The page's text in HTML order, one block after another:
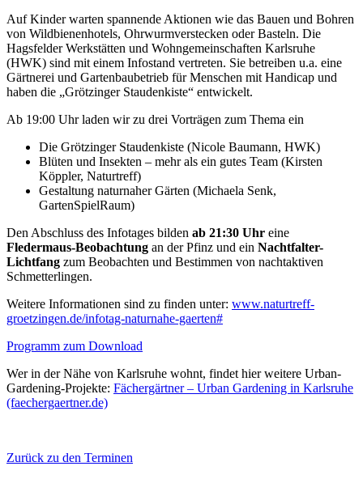
Auf Kinder warten spannende Aktionen wie das Bauen und Bohren
von Wildbienenhotels, Ohrwurmverstecken oder Basteln. Die
Hagsfelder Werkstätten und Wohngemeinschaften Karlsruhe
(HWK) sind mit einem Infostand vertreten. Sie betreiben u.a. eine
Gärtnerei und Gartenbaubetrieb für Menschen mit Handicap und
haben die „Grötzinger Staudenkiste“ entwickelt.
Ab 19:00 Uhr laden wir zu drei Vorträgen zum Thema ein
Die Grötzinger Staudenkiste (Nicole Baumann, HWK)
Blüten und Insekten – mehr als ein gutes Team (Kirsten
Köppler, Naturtreff)
Gestaltung naturnaher Gärten (Michaela Senk,
GartenSpielRaum)
Den Abschluss des Infotages bilden ab 21:30 Uhr eine
Fledermaus-Beobachtung an der Pfinz und ein Nachtfalter-
Lichtfang zum Beobachten und Bestimmen von nachtaktiven
Schmetterlingen.
Weitere Informationen sind zu finden unter: www.naturtreff-
groetzingen.de/infotag-naturnahe-gaerten#
Programm zum Download
Wer in der Nähe von Karlsruhe wohnt, findet hier weitere Urban-
Gardening-Projekte: Fächergärtner – Urban Gardening in Karlsruhe
(faechergaertner.de)
Zurück zu den Terminen